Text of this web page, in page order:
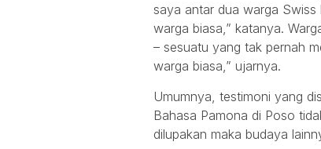
saya antar dua warga Swiss
warga biasa,” katanya.
– sesuatu yang tak pernah
warga biasa,” ujarnya.
Umumnya, testimoni yang
Bahasa Pamona di Poso
dilupakan maka budaya